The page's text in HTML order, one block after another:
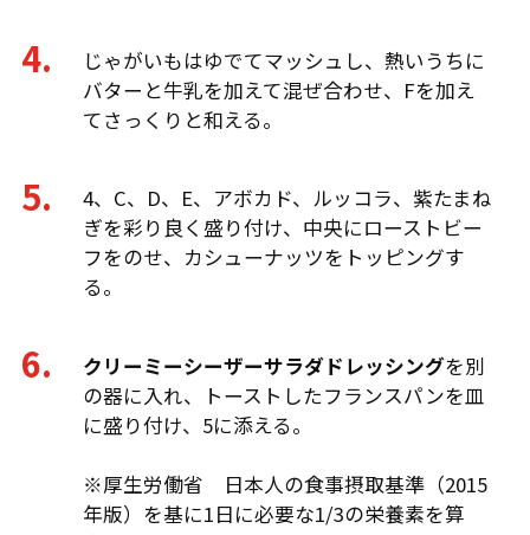
じゃがいもはゆでてマッシュし、熱いうちに
バターと牛乳を加えて混ぜ合わせ、Fを加え
てさっくりと和える。
4、C、D、E、アボカド、ルッコラ、紫たまね
ぎを彩り良く盛り付け、中央にローストビー
フをのせ、カシューナッツをトッピングす
る。
クリーミーシーザーサラダドレッシングを別
の器に入れ、トーストしたフランスパンを皿
に盛り付け、5に添える。
※厚生労働省 日本人の食事摂取基準（2015
年版）を基に1日に必要な1/3の栄養素を算